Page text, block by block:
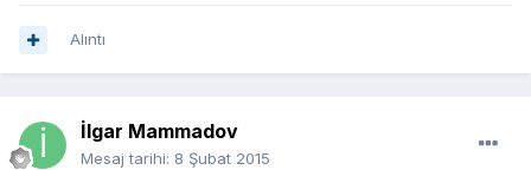
Alıntı
İlgar Mammadov
Mesaj tarihi: 8 Şubat 2015